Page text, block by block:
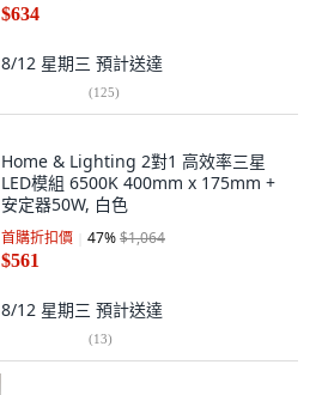
$634
8/12 星期三 預計送達
(125)
Home & Lighting 2對1 高效率三星
LED模組 6500K 400mm x 175mm +
安定器50W, 白色
首購折扣價 47%$1,064
$561
8/12 星期三 預計送達
(13)